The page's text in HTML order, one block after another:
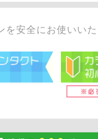
を安全にお使いい